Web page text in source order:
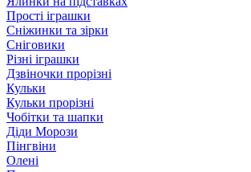
Прості іграшки
Сніжинки та зірки
Сніговики
Різні іграшки
Дзвіночки прорізні
Кульки
Кульки прорізні
Чобітки та шапки
Діди Морози
Пінгвіни
Олені